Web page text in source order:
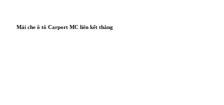
Mái che ô tô Carport MC liên kết thẳng